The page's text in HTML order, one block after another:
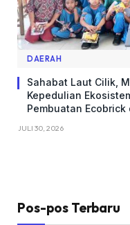
DAERAH
Sahabat Laut Cilik,
Kepedulian
Pembuatan Ecobrick
JULI 30, 2026
Pos-pos Terbaru